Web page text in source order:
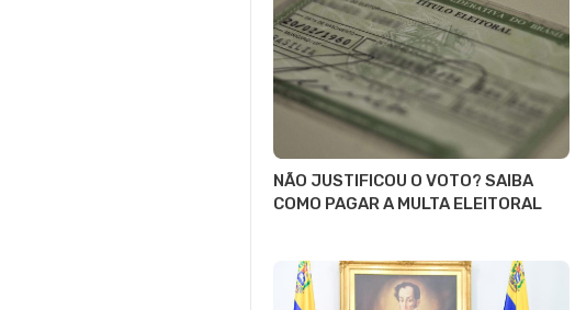
NÃO JUSTIFICOU O VOTO? SAIBA
COMO PAGAR A MULTA ELEITORAL